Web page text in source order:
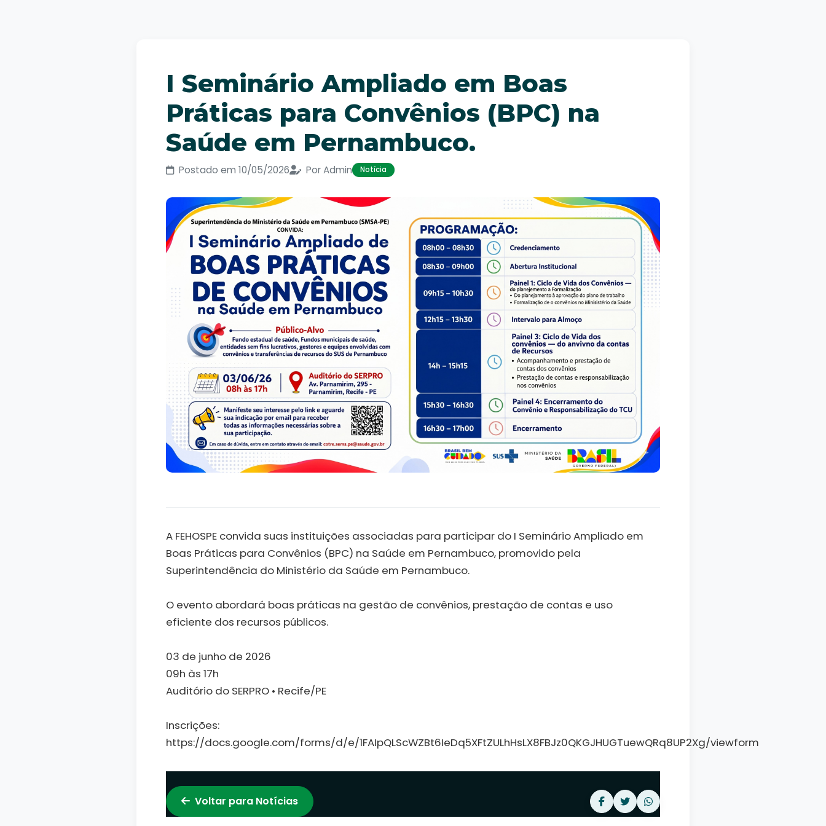
I Seminário Ampliado em Boas
Práticas para Convênios (BPC) na
Saúde em Pernambuco.
Postado em 10/05/2026 Por Admin Notícia
A FEHOSPE convida suas instituições associadas para participar do I Seminário Ampliado em
Boas Práticas para Convênios (BPC) na Saúde em Pernambuco, promovido pela
Superintendência do Ministério da Saúde em Pernambuco.
O evento abordará boas práticas na gestão de convênios, prestação de contas e uso
eficiente dos recursos públicos.
03 de junho de 2026
09h às 17h
Auditório do SERPRO • Recife/PE
Inscrições:
https://docs.google.com/forms/d/e/1FAIpQLScWZBt6IeDq5XFtZULhHsLX8FBJz0QKGJHUGTuewQRq8UP2Xg/viewform
Voltar para Notícias